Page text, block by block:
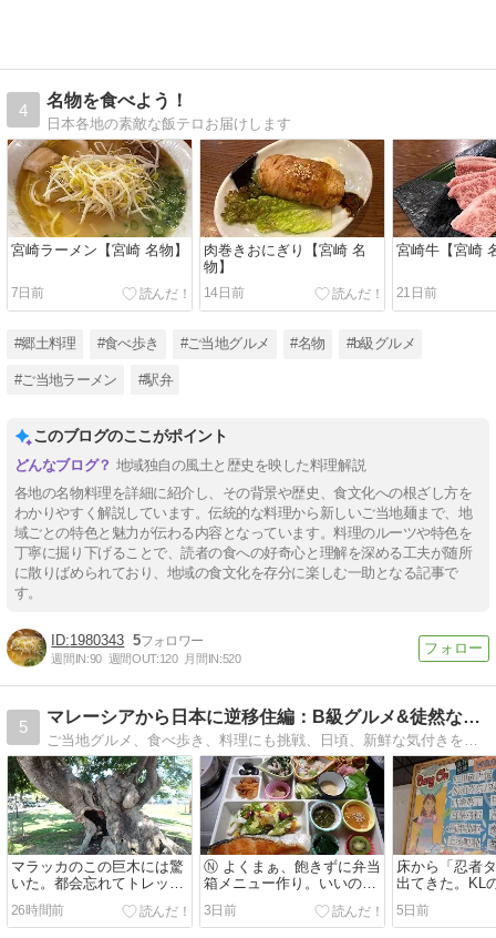
4
名物を食べよう！
日本各地の素敵な飯テロお届けします
宮崎ラーメン【宮崎 名物】
7日前
肉巻きおにぎり【宮崎 名
物】
14日前
宮崎牛【宮崎
21日前
#郷土料理 #食べ歩き #ご当地グルメ #名物 #b級グルメ
#ご当地ラーメン #駅弁
このブログのここがポイント
地域独自の風土と歴史を映した料理解説
各地の名物料理を詳細に紹介し、その背景や歴史、食文化への根ざし方を
わかりやすく解説しています。伝統的な料理から新しいご当地麺まで、地
域ごとの特色と魅力が伝わる内容となっています。料理のルーツや特色を
丁寧に掘り下げることで、読者の食への好奇心と理解を深める工夫が随所
に散りばめられており、地域の食文化を存分に楽しむ一助となる記事で
す。
1980343 5
週間IN:90 週間OUT:120 月間IN:520
5
マレーシアから日本に逆移住編：B級グルメ&徒然なる生活探訪
ご当地グルメ、食べ歩き、料理にも挑戦、日頃、新鮮な気付きをいろいろ書いていきたい。英語出来なくても13年、マレーシアにてローカルとのお付き合いで感謝生活。本帰国後の日本にて少ない年金生活。それでも頑張るゾー。
マラッカのこの巨木には驚
いた。都会忘れてトレッキ
ングでビックリ出会い。KL
の面白旅日記写真集、思い
26時間前
Ⓝ よくまぁ、飽きずに弁当
箱メニュー作り。いいので
す、、弱い頭の活性化のつ
もりです。
3日前
床から「忍者
出てきた。KL
グモールの面
5日前